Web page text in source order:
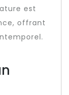
est
offrant